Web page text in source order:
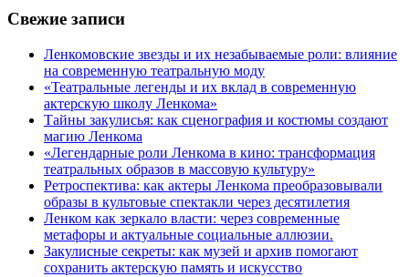
Свежие записи
Ленкомовские звезды и их незабываемые роли: влияние
на современную театральную моду
«Театральные легенды и их вклад в современную
актерскую школу Ленкома»
Тайны закулисья: как сценография и костюмы создают
магию Ленкома
«Легендарные роли Ленкома в кино: трансформация
театральных образов в массовую культуру»
Ретроспектива: как актеры Ленкома преобразовывали
образы в культовые спектакли через десятилетия
Ленком как зеркало власти: через современные
метафоры и актуальные социальные аллюзии.
Закулисные секреты: как музей и архив помогают
сохранить актерскую память и искусство